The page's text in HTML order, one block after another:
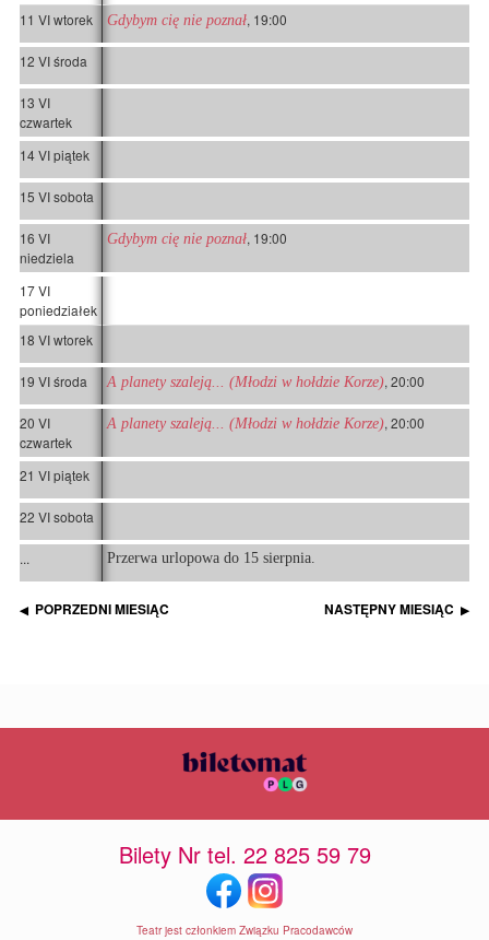
11 VI wtorek
Gdybym cię nie poznał, 19:00
12 VI środa
13 VI
czwartek
14 VI piątek
15 VI sobota
16 VI
niedziela
Gdybym cię nie poznał, 19:00
17 VI
poniedziałek
18 VI wtorek
19 VI środa A planety szaleją... (Młodzi w hołdzie Korze), 20:00
20 VI
czwartek
A planety szaleją... (Młodzi w hołdzie Korze), 20:00
21 VI piątek
22 VI sobota
... Przerwa urlopowa do 15 sierpnia.
◀ POPRZEDNI MIESIĄC NASTĘPNY MIESIĄC ▶
Bilety Nr tel. 22 825 59 79
Teatr jest członkiem Związku Pracodawców